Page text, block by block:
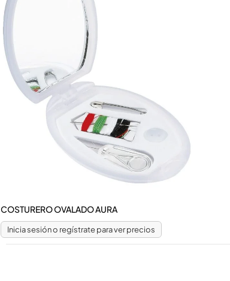
ARTICULOS DE DAMA
BROCHAS Y MAQUILLAJE
COSMETIQUERAS
COSTUREROS
ESPEJOS
MANICURE
SETS DE BELLEZA
COSTURERO OVALADO AURA
Inicia sesión o regístrate para ver precios